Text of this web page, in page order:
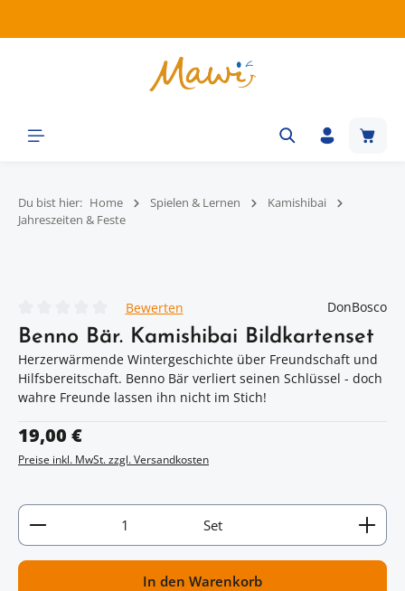
Du bist hier: Home Spielen & Lernen
Kamishibai
Jahreszeiten & Feste
Durchschnittliche Bewertung von 0 von 5 Sternen
Bewerten DonBosco
Benno Bär. Kamishibai Bildkartenset
Herzerwärmende Wintergeschichte über Freundschaft und
Hilfsbereitschaft. Benno Bär verliert seinen Schlüssel - doch
wahre Freunde lassen ihn nicht im Stich!
Regulärer Preis:
19,00 €
Preise inkl. MwSt. zzgl. Versandkosten
Artikel Anzahl: Gib den gewünschten Wert ein
Set
In den Warenkorb